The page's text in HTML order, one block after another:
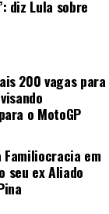
diz Lula sobre
200 vagas para
o MotoGP
em
seu ex Aliado